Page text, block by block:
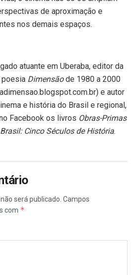
de aproximação e
nos demais espaços.
atuante em Uberaba, editor da
poesia Dimensãode 1980 a 2000
e autor
e história do Brasil e regional,
Facebook os livros Obras-Primas
Brasil: Cinco Séculos de História.
será publicado. Campos
com *